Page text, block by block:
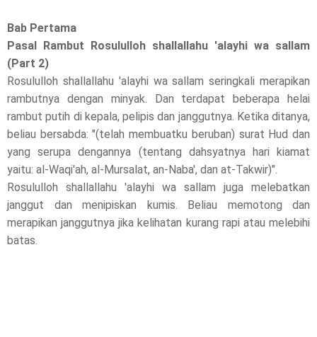
s
t
p
l
e
a
Bab Pertama
Pasal Rambut Rosululloh shallallahu 'alayhi wa sallam
(Part 2)
Rosululloh shallallahu 'alayhi wa sallam seringkali merapikan
rambutnya dengan minyak. Dan terdapat beberapa helai
rambut putih di kepala, pelipis dan janggutnya. Ketika ditanya,
beliau bersabda: "(telah membuatku beruban) surat Hud dan
yang serupa dengannya (tentang dahsyatnya hari kiamat
yaitu: al-Waqi'ah, al-Mursalat, an-Naba', dan at-Takwir)".
Rosululloh shallallahu 'alayhi wa sallam juga melebatkan
janggut dan menipiskan kumis. Beliau memotong dan
merapikan janggutnya jika kelihatan kurang rapi atau melebihi
batas.